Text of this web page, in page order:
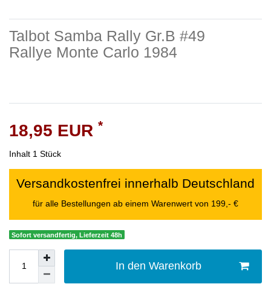
Talbot Samba Rally Gr.B #49
Rallye Monte Carlo 1984
18,95 EUR *
Inhalt 1 Stück
Versandkostenfrei innerhalb Deutschland
für alle Bestellungen ab einem Warenwert von 199,- €
Sofort versandfertig, Lieferzeit 48h
In den Warenkorb